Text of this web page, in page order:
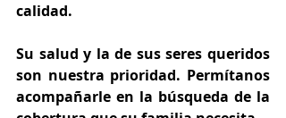
calidad.
Su salud y la de sus seres queridos
son nuestra prioridad. Permítanos
acompañarle en la búsqueda de la